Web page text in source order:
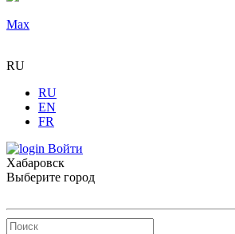
Max
RU
RU
EN
FR
Войти
Хабаровск
Выберите город